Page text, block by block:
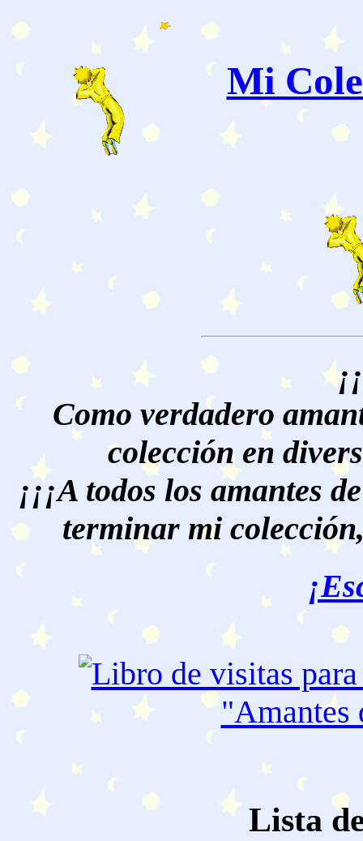
Mi
Como verdadero
colección en
¡¡¡A todos los amantes
terminar mi
"Amantes
Lista